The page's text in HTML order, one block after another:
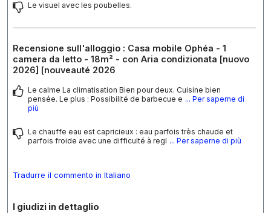
Le visuel avec les poubelles.
Recensione sull'alloggio : Casa mobile Ophéa - 1
camera da letto - 18m² - con Aria condizionata [nuovo
2026] [nouveauté 2026
Le calme La climatisation Bien pour deux. Cuisine bien
pensée. Le plus : Possibilité de barbecue e ... Per saperne di
più
Le chauffe eau est capricieux : eau parfois très chaude et
parfois froide avec une difficulté à regl ... Per saperne di più
Tradurre il commento in Italiano
I giudizi in dettaglio